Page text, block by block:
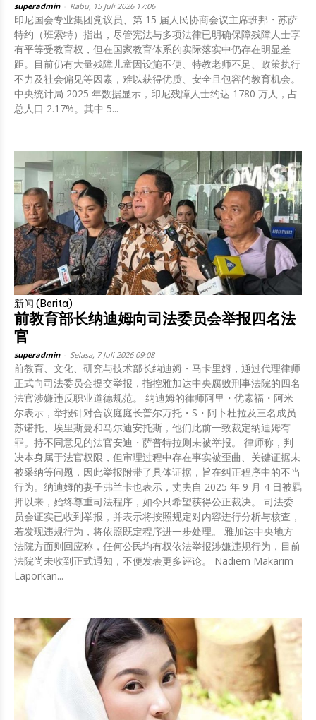
superadmin Rabu, 15 Juli 2026 17:06
印尼国会专业集团党议员、第 15 届人民协商会议主席班邦・苏萨
特约（班索特）指出，尽管宪法与多项法律已明确保障残障人士享
有平等受教育权，但在国家教育体系的实际落实中仍存在明显差
距。目前仍有大量残障儿童因设施不便、特教老师不足、政策执行
不力及社会偏见等因素，难以获得优质、安全且包容的教育机会。
中央统计局 2025 年数据显示，印尼残障人士约达 1780 万人，占
总人口 2.17%。其中 5...
新闻 (Berita)
前教育部长纳迪姆向司法委员会举报四名法
官
superadmin Selasa, 7 Juli 2026 09:08
前教育、文化、研究与技术部长纳迪姆・马卡里姆，通过代理律师
正式向司法委员会提交举报，指控雅加达中央腐败刑事法院的四名
法官涉嫌违反职业道德规范。 纳迪姆的律师阿里・优素福・阿米
尔表示，举报针对合议庭庭长普尔万托・S・阿卜杜拉及三名成员
苏诺托、埃里斯曼和马尔迪安托斯，他们此前一致裁定纳迪姆有
罪。持不同意见的法官安迪・萨普特拉则未被举报。 律师称，判
决本身属于法官权限，但审理过程中存在事实被歪曲、关键证据未
被采纳等问题，因此举报附带了具体证据，旨在纠正程序中的不当
行为。纳迪姆的妻子弗兰卡也表示，丈夫自 2025 年 9 月 4 日被羁
押以来，始终尊重司法程序，如今只希望获得公正裁决。 司法委
员会证实已收到举报，并表示将按照规定对内容进行分析与核查，
若发现违规行为，将依照既定程序进一步处理。 雅加达中央地方
法院方面则回应称，任何公民均有权依法举报涉嫌违规行为，目前
法院尚未收到正式通知，不便发表更多评论。 Nadiem Makarim
Laporkan...